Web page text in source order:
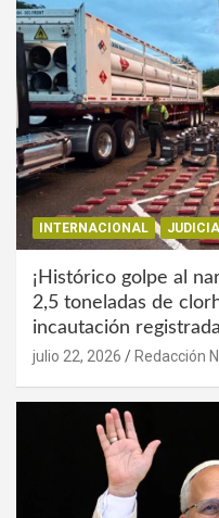
INTERNACIONAL
¡Histórico golpe al
2,5 toneladas de
incautación
julio 22, 2026 Redacción